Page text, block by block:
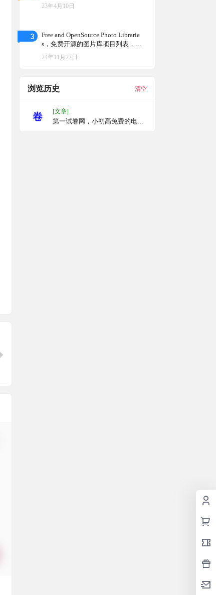
23年4月10日
3
Free and OpenSource Photo Librarie
s，免费开源的图片库项目列表，比
较和跟踪开源照片库，提供了一个详
细的功能比较表，帮助用户了解各个
24年11月27日
浏览历史 清空
[文章]
第一试卷网，小初高免费的电子